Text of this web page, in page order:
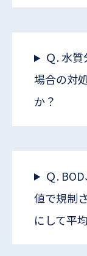
Ｑ. 水
場合の対
か？
Ｑ.
値で規制
にして平